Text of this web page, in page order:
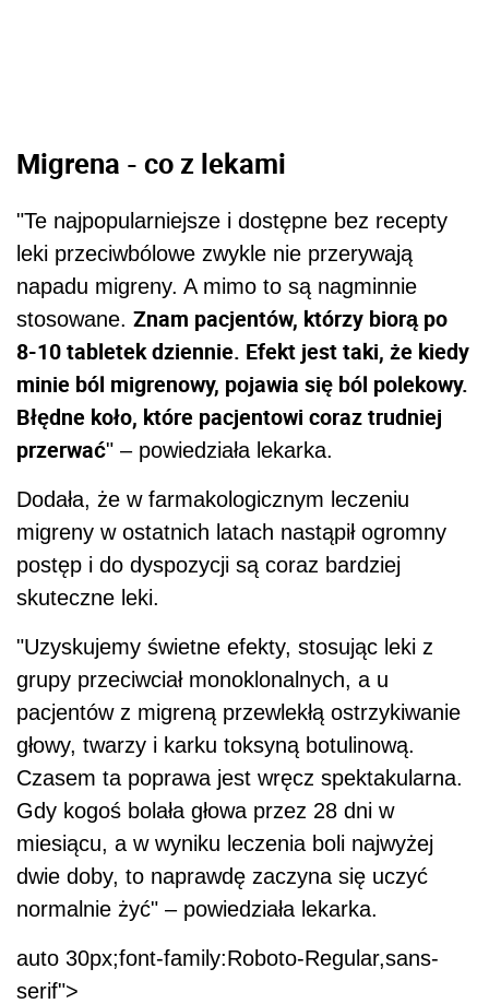
Migrena - co z lekami
"Te najpopularniejsze i dostępne bez recepty
leki przeciwbólowe zwykle nie przerywają
napadu migreny. A mimo to są nagminnie
stosowane. Znam pacjentów, którzy biorą po
8-10 tabletek dziennie. Efekt jest taki, że kiedy
minie ból migrenowy, pojawia się ból polekowy.
Błędne koło, które pacjentowi coraz trudniej
przerwać" – powiedziała lekarka.
Dodała, że w farmakologicznym leczeniu
migreny w ostatnich latach nastąpił ogromny
postęp i do dyspozycji są coraz bardziej
skuteczne leki.
"Uzyskujemy świetne efekty, stosując leki z
grupy przeciwciał monoklonalnych, a u
pacjentów z migreną przewlekłą ostrzykiwanie
głowy, twarzy i karku toksyną botulinową.
Czasem ta poprawa jest wręcz spektakularna.
Gdy kogoś bolała głowa przez 28 dni w
miesiącu, a w wyniku leczenia boli najwyżej
dwie doby, to naprawdę zaczyna się uczyć
normalnie żyć" – powiedziała lekarka.
auto 30px;font-family:Roboto-Regular,sans-
serif">